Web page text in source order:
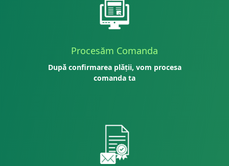
Procesăm Comanda
După confirmarea plății, vom procesa
comanda ta